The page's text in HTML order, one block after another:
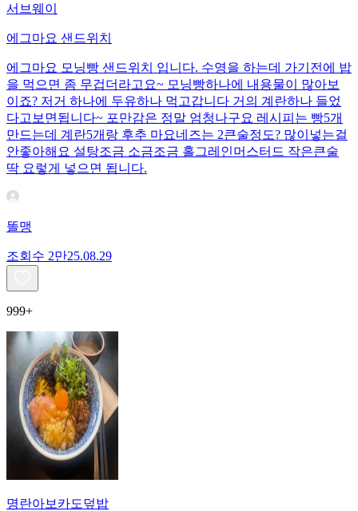
서브웨이
에그마요 샌드위치
에그마요 모닝빵 샌드위치 입니다. 수영을 하는데 가기전에 밥
을 먹으면 좀 무겁더라고요~ 모닝빵하나에 내용물이 많아보
이죠? 저거 하나에 두유하나 먹고갑니다 거의 계란하나 들었
다고보면됩니다~ 포만감은 정말 엄청나구요 레시피는 빵5개
만드는데 계란5개랑 후추 마요네즈는 2큰술정도? 많이넣는걸
안좋아해요 설탕조금 소금조금 홀그레인머스터드 작은큰술
딱 요렇게 넣으면 됩니다.
똘맹
조회수 2만25.08.29
999+
명란아보카도덮밥